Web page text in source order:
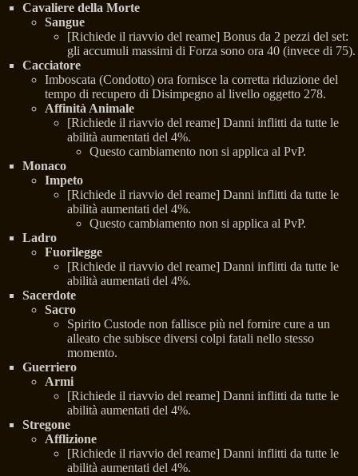
Cavaliere della Morte
Sangue
[Richiede il riavvio del reame] Bonus da 2 pezzi del set:
gli accumuli massimi di Forza sono ora 40 (invece di 75).
Cacciatore
Imboscata (Condotto) ora fornisce la corretta riduzione del
tempo di recupero di Disimpegno al livello oggetto 278.
Affinità Animale
[Richiede il riavvio del reame] Danni inflitti da tutte le
abilità aumentati del 4%.
Questo cambiamento non si applica al PvP.
Monaco
Impeto
[Richiede il riavvio del reame] Danni inflitti da tutte le
abilità aumentati del 4%.
Questo cambiamento non si applica al PvP.
Ladro
Fuorilegge
[Richiede il riavvio del reame] Danni inflitti da tutte le
abilità aumentati del 4%.
Sacerdote
Sacro
Spirito Custode non fallisce più nel fornire cure a un
alleato che subisce diversi colpi fatali nello stesso
momento.
Guerriero
Armi
[Richiede il riavvio del reame] Danni inflitti da tutte le
abilità aumentati del 4%.
Stregone
Afflizione
[Richiede il riavvio del reame] Danni inflitti da tutte le
abilità aumentati del 4%.